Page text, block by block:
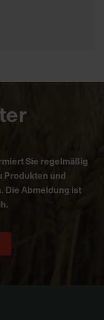
Sie regelmäßig
Produkten und
Die Abmeldung ist